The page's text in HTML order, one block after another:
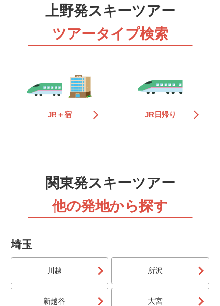
朝発バス（日帰り）
早朝バス集合場所を出発して、当日中に帰着するツアー
朝発バス（宿泊）
早朝バス集合場所を出発して、スキー場で滑って宿泊す
出発前日まで申込可能です。
夜発バス（宿泊）
夜出発するバスに乗って、早朝スキー場に到着し、宿泊
するツアーです。朝からガッツリ滑れます。当日19：
JR（日帰り）
東京・上野駅から出発するJR・新幹線に乗ってスキー
場に行く日帰りスキー＆スノボ旅行です。出発時間も選
JR（宿泊）
上野発スキーツアー
ツアータイプ検索
JR＋宿 JR日帰り
関東発スキーツアー
他の発地から探す
埼玉
川越 所沢
新越谷 大宮